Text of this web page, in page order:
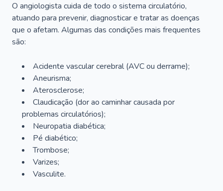
O angiologista cuida de todo o sistema circulatório,
atuando para prevenir, diagnosticar e tratar as doenças
que o afetam. Algumas das condições mais frequentes
são:
Acidente vascular cerebral (AVC ou derrame);
Aneurisma;
Aterosclerose;
Claudicação (dor ao caminhar causada por
problemas circulatórios);
Neuropatia diabética;
Pé diabético;
Trombose;
Varizes;
Vasculite.